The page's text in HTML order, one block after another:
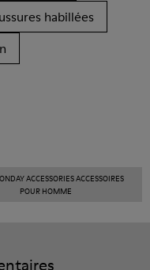
habillées
ACCESSORIES ACCESSOIRES
POUR HOMME